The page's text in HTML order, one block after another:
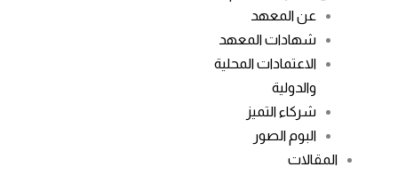
عن المعهد
شهادات المعهد
الاعتمادات المحلية
والدولية
شركاء التميز
البوم الصور
المقالات